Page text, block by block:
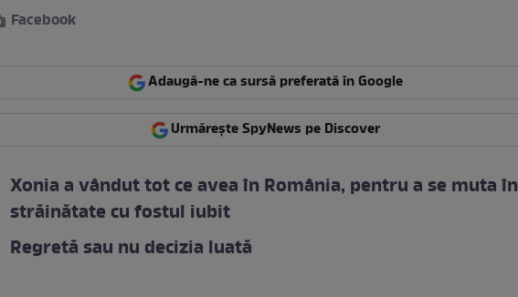
Facebook
Adaugă-ne ca sursă preferată în Google
Urmărește SpyNews pe Discover
Xonia a vândut tot ce avea în România, pentru a se muta în
străinătate cu fostul iubit
Regretă sau nu decizia luată